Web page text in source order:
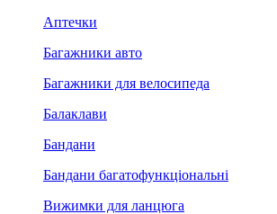
Аптечки
Багажники авто
Багажники для велосипеда
Балаклави
Бандани
Бандани багатофункціональні
Вижимки для ланцюга